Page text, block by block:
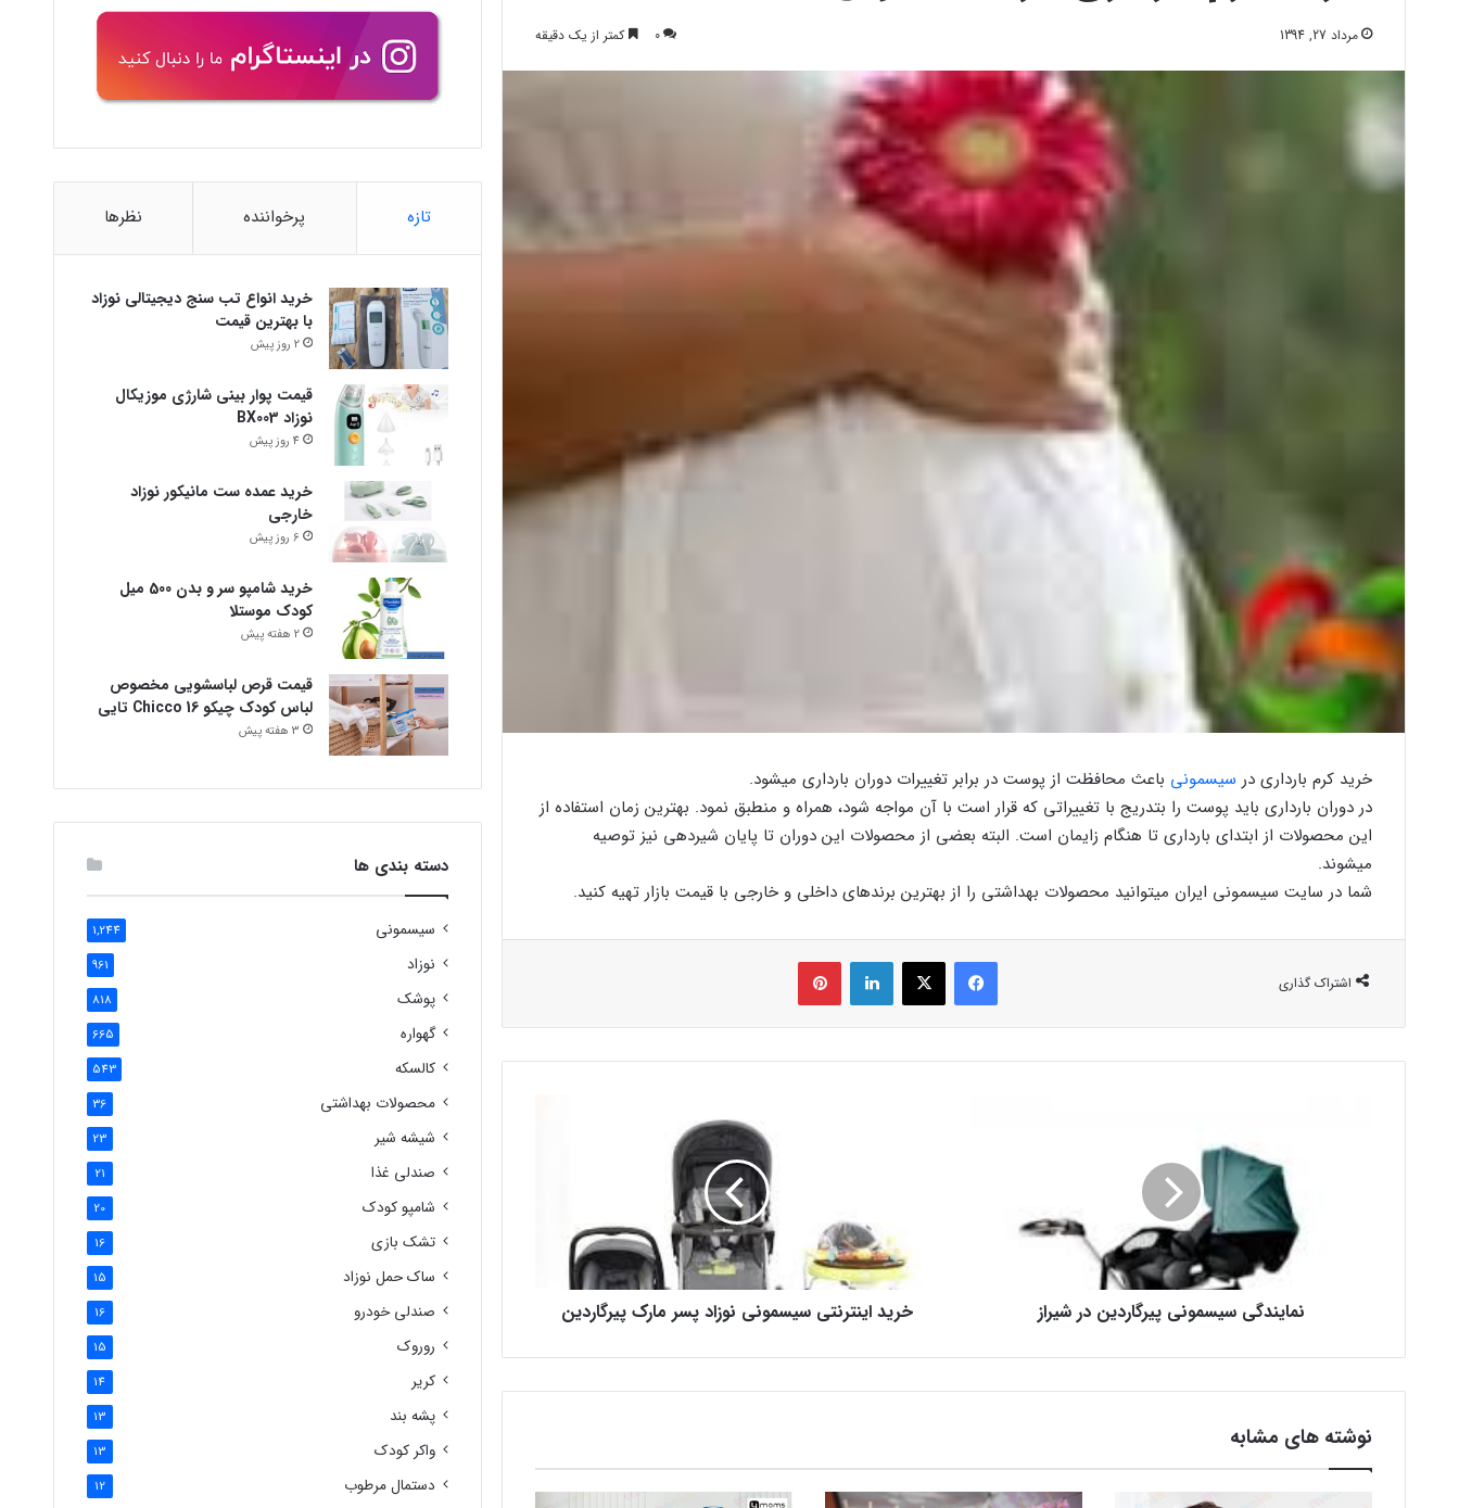
مرداد 27, 1394 0 کمتر از یک دقیقه
خرید کرم بارداری در سیسمونی باعث محافظت از پوست در برابر تغییرات دوران بارداری میشود.
در دوران بارداری باید پوست را بتدریج با تغییراتی که قرار است با آن مواجه شود، همراه و منطبق نمود. بهترین زمان استفاده از
این محصولات از ابتدای بارداری تا هنگام زایمان است. البته بعضی از محصولات این دوران تا پایان شیردهی نیز توصیه
میشوند.
شما در سایت سیسمونی ایران میتوانید محصولات بهداشتی را از بهترین برندهای داخلی و خارجی با قیمت بازار تهیه کنید.
اشتراک گذاری
فیس بوک X لینکدین ‫پین‌ترست
نمایندگی سیسمونی پیرگاردین در شیراز خرید اینترنتی سیسمونی نوزاد پسر مارک پیرگاردین
نوشته های مشابه
تازه پرخواننده نظرها
خرید انواع تب سنج دیجیتالی نوزاد
با بهترین قیمت
2 روز پیش
قیمت پوار بینی شارژی موزیکال
نوزاد BX003
4 روز پیش
خرید عمده ست مانیکور نوزاد
خارجی
6 روز پیش
خرید شامپو سر و بدن 500 میل
کودک موستلا
2 هفته پیش
قیمت قرص لباسشویی مخصوص
لباس کودک چیکو Chicco 16 تایی
3 هفته پیش
دسته بندی ها
سیسمونی 1,244
نوزاد 961
پوشک 818
گهواره 665
کالسکه 543
محصولات بهداشتی 36
شیشه شیر 23
صندلی غذا 21
شامپو کودک 20
تشک بازی 16
ساک حمل نوزاد 15
صندلی خودرو 16
روروک 15
کریر 14
پشه بند 13
واکر کودک 13
دستمال مرطوب 12